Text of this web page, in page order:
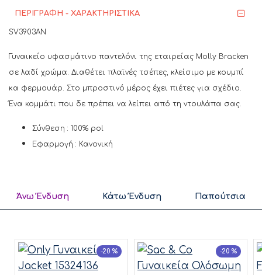
ΠΕΡΙΓΡΑΦΗ - ΧΑΡΑΚΤΗΡΙΣΤΙΚΑ
SV3903AN
Γυναικείο υφασμάτινο παντελόνι της εταιρείας Molly Bracken
σε λαδί χρώμα. Διαθέτει πλαϊνές τσέπες, κλείσιμο με κουμπί
κα φερμουάρ. Στο μπροστινό μέρος έχει πιέτες για σχέδιο.
Ένα κομμάτι που δε πρέπει να λείπει από τη ντουλάπα σας.
Σύνθεση : 100% pol
Εφαρμογή : Κανονική
Άνω Ένδυση Κάτω Ένδυση Παπούτσια
-20 % -20 %